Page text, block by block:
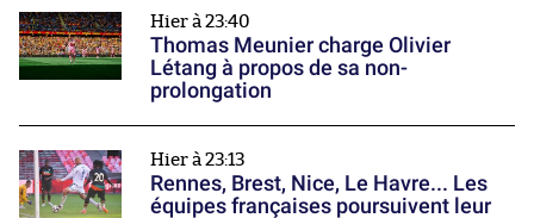
Hier à 23:40
Thomas Meunier charge Olivier
Létang à propos de sa non-
prolongation
Hier à 23:13
Rennes, Brest, Nice, Le Havre... Les
équipes françaises poursuivent leur